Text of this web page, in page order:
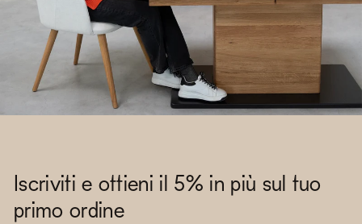
Iscriviti e ottieni il 5% in più sul tuo
primo ordine